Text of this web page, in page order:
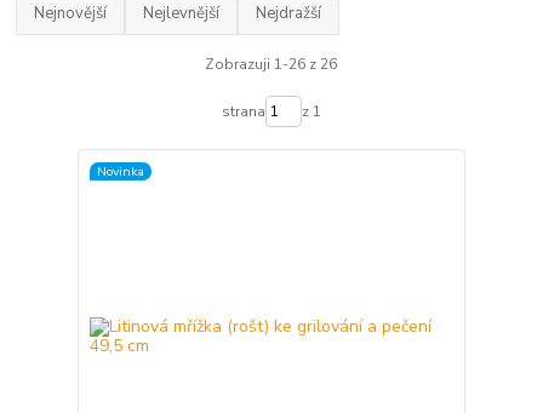
Nejnovější Nejlevnější Nejdražší
Zobrazuji 1-26 z 26
strana z 1
Novinka